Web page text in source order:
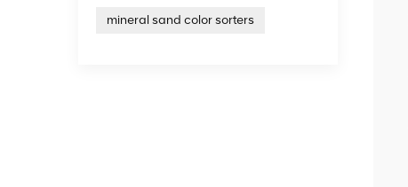
mineral sand color sorters